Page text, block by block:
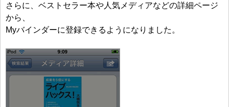
さらに、ベストセラー本や人気メディアなどの詳細ページ
から、
Myバインダーに登録できるようになりました。